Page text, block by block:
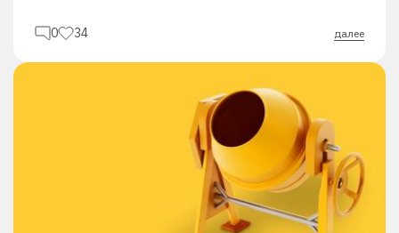
0 34 далее